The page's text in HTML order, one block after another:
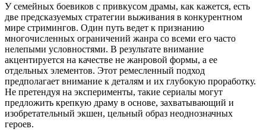
У семейных боевиков с привкусом драмы, как кажется, есть
две предсказуемых стратегии выживания в конкурентном
мире стримингов. Один путь ведет к признанию
многочисленных ограничений жанра со всеми его часто
нелепыми условностями. В результате внимание
акцентируется на качестве не жанровой формы, а ее
отдельных элементов. Этот ремесленный подход
предполагает внимание к деталям и их глубокую проработку.
Не претендуя на эксперименты, такие сериалы могут
предложить крепкую драму в основе, захватывающий и
изобретательный экшен, цельный образ неоднозначных
героев.